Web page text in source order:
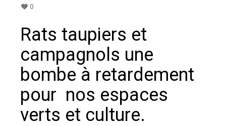
0
Rats taupiers et
campagnols une
bombe à retardement
pour nos espaces
verts et culture.